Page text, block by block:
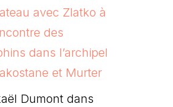
avec Zlatko à
des
dans l’archipel
et Murter
Dumontdans